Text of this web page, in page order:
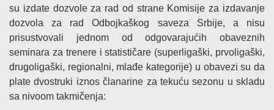
su izdate dozvole za rad od strane Komisije za izdavanje
dozvola za rad Odbojkaškog saveza Srbije, a nisu
prisustvovali jednom od odgovarajućih obaveznih
seminara za trenere i statističare (superligaški, prvoligaški,
drugoligaški, regionalni, mlađe kategorije) u obavezi su da
plate dvostruki iznos članarine za tekuću sezonu u skladu
sa nivoom takmičenja: